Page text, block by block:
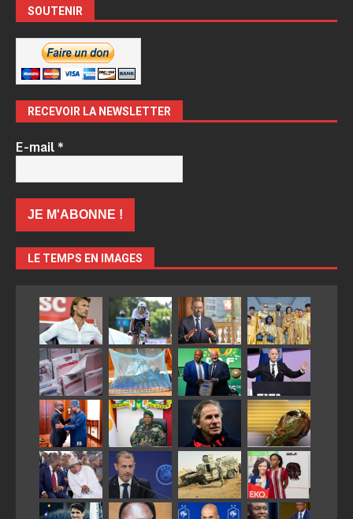
SOUTENIR
RECEVOIR LA NEWSLETTER
E-mail*
LE TEMPS EN IMAGES